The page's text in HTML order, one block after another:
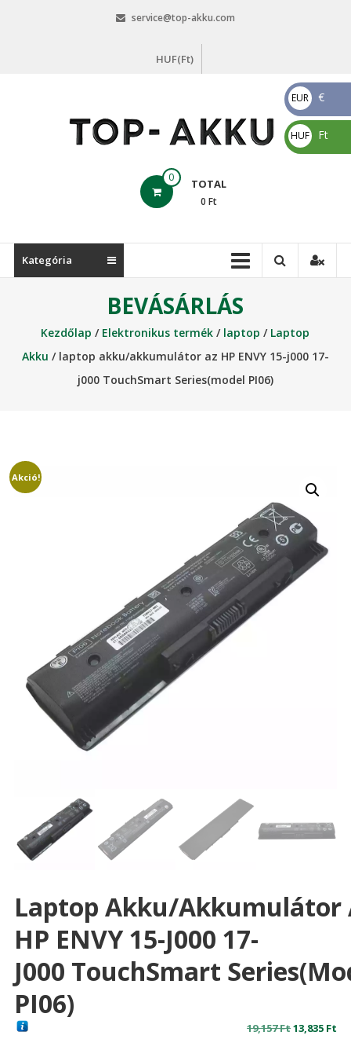
service@top-akku.com
HUF(Ft)
akku.com
0 TOTAL
0 Ft
Kategória
BEVÁSÁRLÁS
Kezdőlap / Elektronikus termék / laptop / Laptop
Akku / laptop akku/akkumulátor az HP ENVY 15-j000 17-
j000 TouchSmart Series(model PI06)
Akció!
Laptop Akku/akkumulátor
HP ENVY 15-J000 17-
J000 TouchSmart
PI06)
19,157FtOriginal
13,835 Ft
EUR
€
€
HUF
Ft
Ft